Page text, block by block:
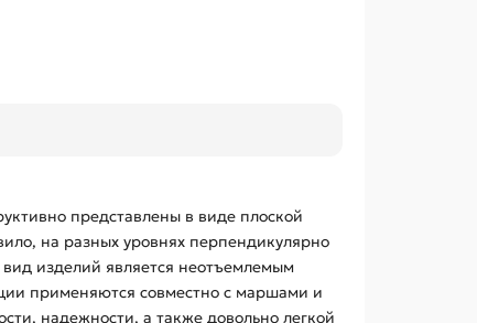
представлены в виде плоской
на разных уровнях перпендикулярно
изделий является неотъемлемым
применяются совместно с маршами и
надежности, а также довольно легкой